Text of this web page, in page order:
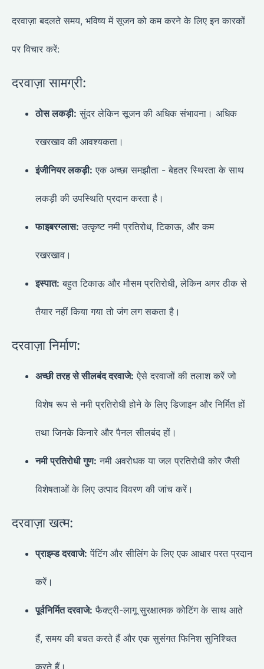
दरवाज़ा बदलते समय, भविष्य में सूजन को कम करने के लिए इन कारकों
पर विचार करें:
दरवाज़ा सामग्री:
ठोस लकड़ी: सुंदर लेकिन सूजन की अधिक संभावना। अधिक
रखरखाव की आवश्यकता।
इंजीनियर लकड़ी: एक अच्छा समझौता - बेहतर स्थिरता के साथ
लकड़ी की उपस्थिति प्रदान करता है।
फाइबरग्लास: उत्कृष्ट नमी प्रतिरोध, टिकाऊ, और कम
रखरखाव।
इस्पात: बहुत टिकाऊ और मौसम प्रतिरोधी, लेकिन अगर ठीक से
तैयार नहीं किया गया तो जंग लग सकता है।
दरवाज़ा निर्माण:
अच्छी तरह से सीलबंद दरवाजे: ऐसे दरवाजों की तलाश करें जो
विशेष रूप से नमी प्रतिरोधी होने के लिए डिजाइन और निर्मित हों
तथा जिनके किनारे और पैनल सीलबंद हों।
नमी प्रतिरोधी गुण: नमी अवरोधक या जल प्रतिरोधी कोर जैसी
विशेषताओं के लिए उत्पाद विवरण की जांच करें।
दरवाज़ा खत्म:
प्राइम्ड दरवाजे: पेंटिंग और सीलिंग के लिए एक आधार परत प्रदान
करें।
पूर्वनिर्मित दरवाजे: फैक्ट्री-लागू सुरक्षात्मक कोटिंग के साथ आते
हैं, समय की बचत करते हैं और एक सुसंगत फिनिश सुनिश्चित
करते हैं।